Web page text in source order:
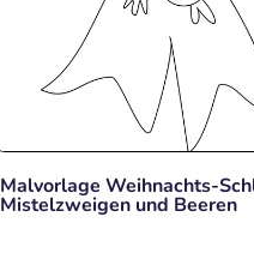
Malvorlage Weihnachts-
Mistelzweigen und Beeren